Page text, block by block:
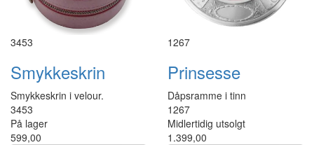
3453
Smykkeskrin
Smykkeskrin i velour.
3453
På lager
599,00
1267
Prinsesse
Dåpsramme i tinn
1267
Midlertidig utsolgt
1.399,00